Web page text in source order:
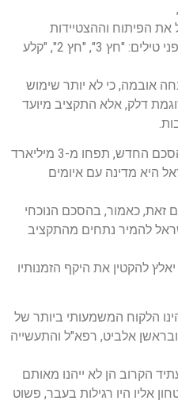
הפיתוח וההצטיידות
במערכת הרב-שכבתית להגנה בפני טילים: "חץ 3", "חץ 2", "קלע
אובמה, כי לא יותר שימוש
דלק, אלא התקציב מיועד
כספי הסיוע המוקצים לישראל בהסכם החדש, תפחו מ-3 מיליארד
ישראל היא מדינה עם איומים
זאת, כאמור, בהסכם הנוכחי
להמיר נתחים מהתקציב
להקטין את היקף הזמנותיו
הלקוח המשמעותי ביותר של
אלביט, רפא"ל והתעשייה
הקרוב הן לא ייהנו מאותם
אליו היו רגילות בעבר, פשוט